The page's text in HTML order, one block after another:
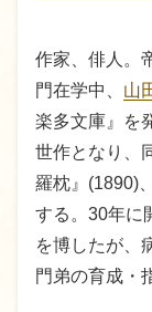
作家、俳人。
門在学中、 山
楽多文庫』を
世作となり、
羅枕』(1890)
する。30年に
を博したが、
門弟の育成・